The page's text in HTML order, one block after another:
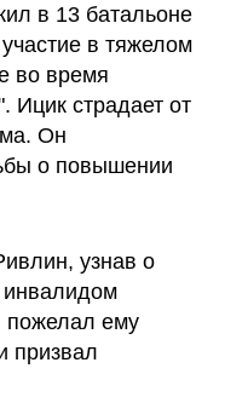
в 13 батальоне
в тяжелом
во время
Ицик страдает от
Он
о повышении
узнав о
инвалидом
ему
призвал